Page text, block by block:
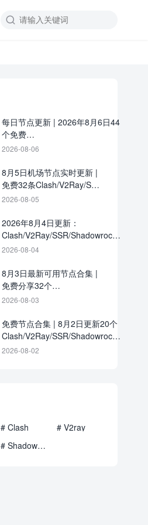

每日节点更新 | 2026年8月6日44
个免费
Clash/V2Ray/SSR/Shadowrocket
2026-08-06
8月5日机场节点实时更新 |
免费32条Clash/V2Ray/SSR
订阅链接分享
2026-08-05
2026年8月4日更新：
Clash/V2Ray/SSR/Shadowrocket
共39条免费节点
2026-08-04
8月3日最新可用节点合集 |
免费分享32个
Clash/V2Ray/SSR订阅链接
2026-08-03
免费节点合集 | 8月2日更新20个
Clash/V2Ray/SSR/Shadowrocket
订阅地址
2026-08-02
# Clash
# V2ray
# Shadowrocket